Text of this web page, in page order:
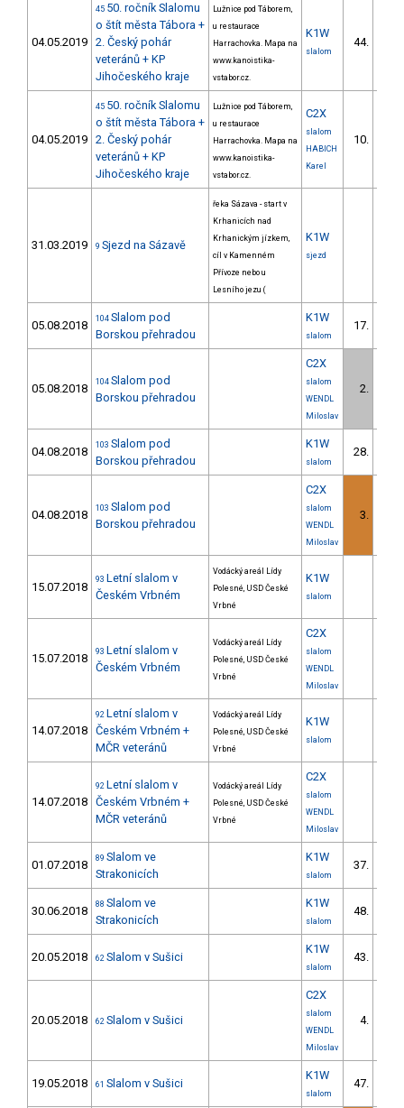
04.05.2019
45 50. ročník Slalomu
o štít města Tábora +
2. Český pohár
veteránů + KP
Jihočeského kraje
Lužnice pod Táborem,
u restaurace
Harrachovka. Mapa na
www.kanoistika-
vstabor.cz.
K1W
slalom
44.
04.05.2019
45 50. ročník Slalomu
o štít města Tábora +
2. Český pohár
veteránů + KP
Jihočeského kraje
Lužnice pod Táborem,
u restaurace
Harrachovka. Mapa na
www.kanoistika-
vstabor.cz.
C2X
slalom
HABICH
Karel
10.
31.03.2019 9 Sjezd na Sázavě
řeka Sázava - start v
Krhanicích nad
Krhanickým jízkem,
cíl v Kamenném
Přívoze nebo u
Lesního jezu (
K1W
sjezd
05.08.2018 104 Slalom pod
Borskou přehradou
K1W
slalom
17.
05.08.2018 104 Slalom pod
Borskou přehradou
C2X
slalom
WENDL
Miloslav
2.
04.08.2018 103 Slalom pod
Borskou přehradou
K1W
slalom
28.
04.08.2018 103 Slalom pod
Borskou přehradou
C2X
slalom
WENDL
Miloslav
3.
15.07.2018
93 Letní slalom v
Českém Vrbném
Vodácký areál Lídy
Polesné, USD České
Vrbné
K1W
slalom
15.07.2018 93 Letní slalom v
Českém Vrbném
Vodácký areál Lídy
Polesné, USD České
Vrbné
C2X
slalom
WENDL
Miloslav
14.07.2018
92 Letní slalom v
Českém Vrbném +
MČR veteránů
Vodácký areál Lídy
Polesné, USD České
Vrbné
K1W
slalom
14.07.2018
92 Letní slalom v
Českém Vrbném +
MČR veteránů
Vodácký areál Lídy
Polesné, USD České
Vrbné
C2X
slalom
WENDL
Miloslav
01.07.2018 89 Slalom ve
Strakonicích
K1W
slalom
37.
30.06.2018 88 Slalom ve
Strakonicích
K1W
slalom
48.
20.05.2018 62 Slalom v Sušici
K1W
slalom
43.
20.05.2018 62 Slalom v Sušici
C2X
slalom
WENDL
Miloslav
4.
19.05.2018 61 Slalom v Sušici
K1W
slalom
47.